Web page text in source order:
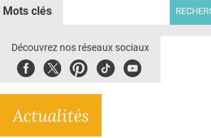
DOSSIERS
E-REVUE SAD
L'APP
Mots clés
Découvrez nos réseaux sociaux
FacebookTwitterPinterest
TiktokYoubute
Actualités